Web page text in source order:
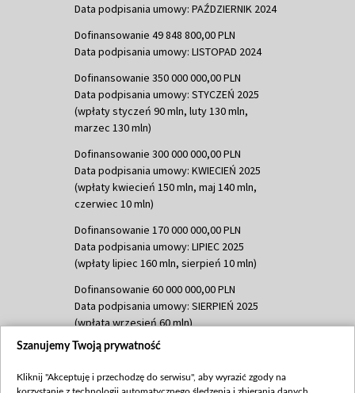
Data podpisania umowy: PAŹDZIERNIK 2024
Dofinansowanie 49 848 800,00 PLN
Data podpisania umowy: LISTOPAD 2024
Dofinansowanie 350 000 000,00 PLN
Data podpisania umowy: STYCZEŃ 2025
(wpłaty styczeń 90 mln, luty 130 mln,
marzec 130 mln)
Dofinansowanie 300 000 000,00 PLN
Data podpisania umowy: KWIECIEŃ 2025
(wpłaty kwiecień 150 mln, maj 140 mln,
czerwiec 10 mln)
Dofinansowanie 170 000 000,00 PLN
Data podpisania umowy: LIPIEC 2025
(wpłaty lipiec 160 mln, sierpień 10 mln)
Dofinansowanie 60 000 000,00 PLN
Data podpisania umowy: SIERPIEŃ 2025
(wpłata wrzesień 60 mln)
Dofinansowanie 635 783 051,21 PLN
(wpłata wrzesień 100 mln, październik 350
Szanujemy Twoją prywatność
Kliknij "Akceptuję i przechodzę do serwisu", aby wyrazić zgody na